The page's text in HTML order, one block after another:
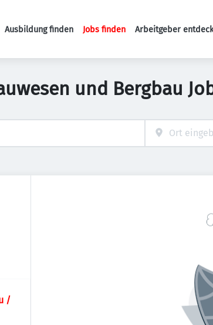
Haupt-Navigation
Ausbildung finden Jobs finden Arbeitgeber
und Bergbau
/